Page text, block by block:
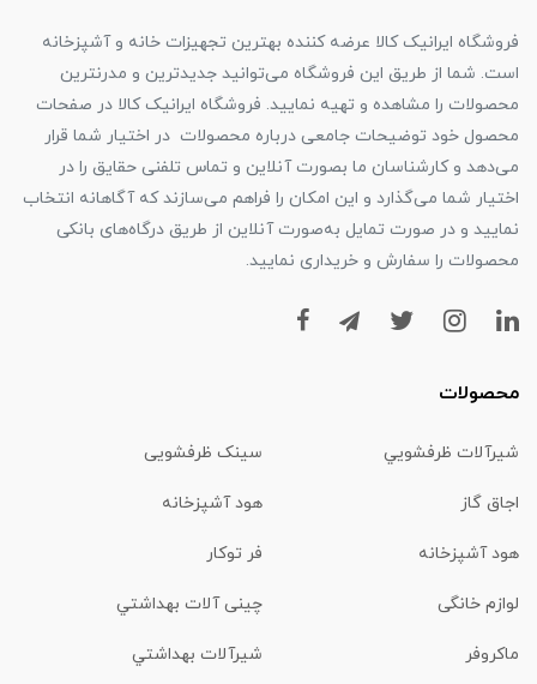
فروشگاه ایرانیک کالا عرضه کننده بهترین تجهیزات خانه و آشپزخانه
است. شما از طریق این فروشگاه می‌توانید جدیدترین و مدرنترین
محصولات را مشاهده و تهیه نمایید. فروشگاه ایرانیک کالا در صفحات
محصول خود توضیحات جامعی درباره محصولات در اختیار شما قرار
می‌دهد و کارشناسان ما بصورت آنلاین و تماس تلفنی حقایق را در
اختیار شما می‌گذارد و این امکان را فراهم می‌سازند که آگاهانه انتخاب
نمایید و در صورت تمایل به‌صورت آنلاین از طریق درگاه‌های بانکی
محصولات را سفارش و خریداری نمایید.
محصولات
شیرآلات ظرفشويي سینک ظرفشویی
اجاق گاز هود آشپزخانه
هود آشپزخانه فر توکار
لوازم خانگی چینی آلات بهداشتي
ماكروفر شیرآلات بهداشتي